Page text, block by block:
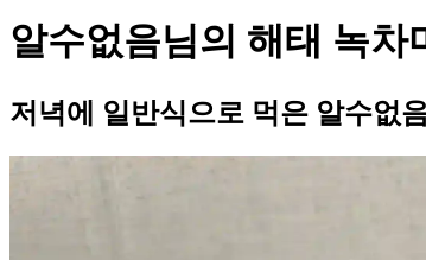
알수없음님의 해태 녹차
저녁에 일반식으로 먹은 알수없